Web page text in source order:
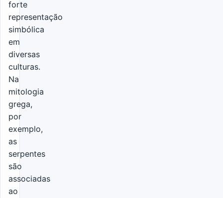
forte
representação
simbólica
em
diversas
culturas.
Na
mitologia
grega,
por
exemplo,
as
serpentes
são
associadas
ao